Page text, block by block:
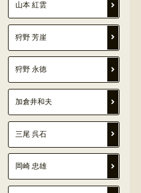
山本 紅雲
狩野 芳崖
狩野 永徳
加倉井和夫
三尾 呉石
岡崎 忠雄